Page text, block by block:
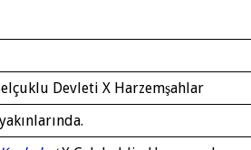
Devleti X Harzemşahlar